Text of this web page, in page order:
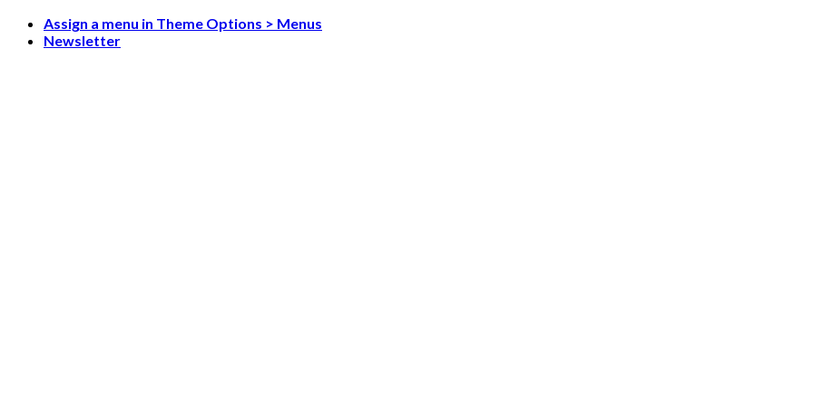
Skip
Assign a menu in Theme Options > Menus
Newsletter